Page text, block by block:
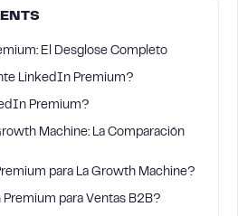
El Desglose Completo
LinkedIn Premium?
Premium?
Machine: La Comparación
para La Growth Machine?
para Ventas B2B?